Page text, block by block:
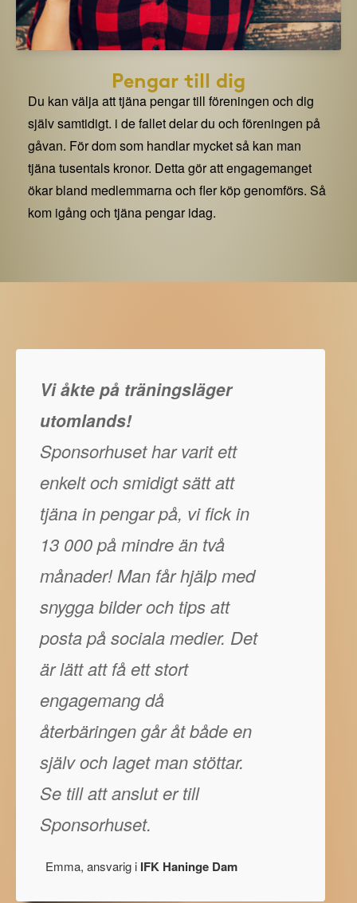
Pengar till dig
Du kan välja att tjäna pengar till föreningen och dig
själv samtidigt. i de fallet delar du och föreningen på
gåvan. För dom som handlar mycket så kan man
tjäna tusentals kronor. Detta gör att engagemanget
ökar bland medlemmarna och fler köp genomförs. Så
kom igång och tjäna pengar idag.
Vi åkte på träningsläger
utomlands!
Sponsorhuset har varit ett
enkelt och smidigt sätt att
tjäna in pengar på, vi fick in
13 000 på mindre än två
månader! Man får hjälp med
snygga bilder och tips att
posta på sociala medier. Det
är lätt att få ett stort
engagemang då
återbäringen går åt både en
själv och laget man stöttar.
Se till att anslut er till
Sponsorhuset.
Emma, ansvarig i IFK Haninge Dam